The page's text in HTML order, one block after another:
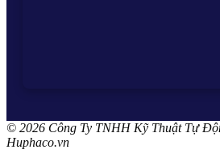
© 2026 Công Ty TNHH Kỹ Thuật Tự
Huphaco.vn